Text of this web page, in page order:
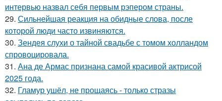
интервью назвал себя первым рэпером страны.
29. Сильнейшая реакция на обидные слова, после
которой люди часто извиняются.
30. Зендея слухи о тайной свадьбе с томом холландом
спровоцировала.
31. Ана де Армас признана самой красивой актрисой
2025 года.
32. Гламур ушёл, не прощаясь - только стразы